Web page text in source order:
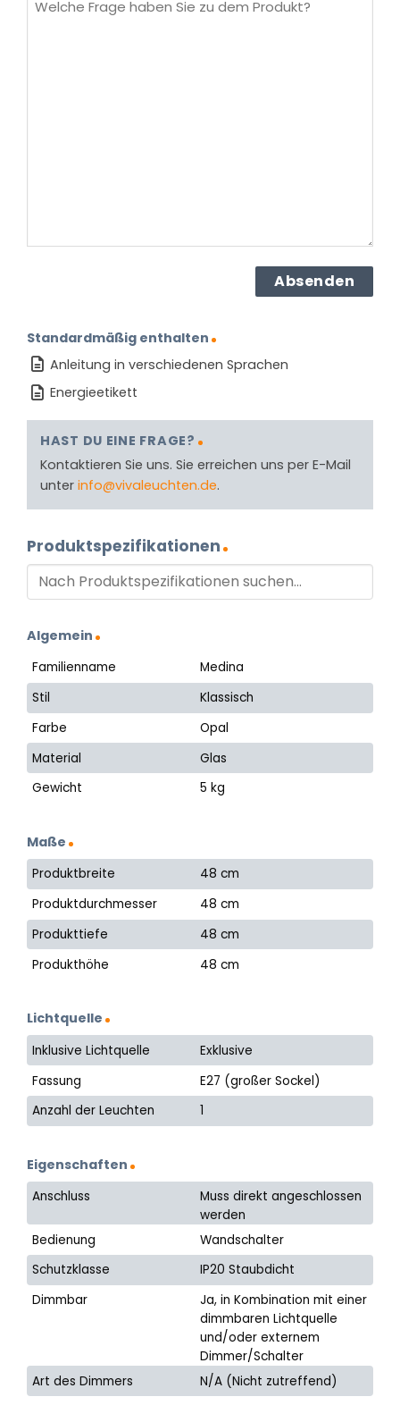
Standardmäßig enthalten
Anleitung in verschiedenen Sprachen
Energieetikett
HAST DU EINE FRAGE?
Kontaktieren Sie uns. Sie erreichen uns per E-Mail
unter info@vivaleuchten.de.
Produktspezifikationen
Algemein
Familienname
Medina
Stil
Klassisch
Farbe
Opal
Material
Glas
Gewicht
5 kg
Maße
Produktbreite
48 cm
Produktdurchmesser
48 cm
Produkttiefe
48 cm
Produkthöhe
48 cm
Lichtquelle
Inklusive Lichtquelle
Exklusive
Fassung
E27 (großer Sockel)
Anzahl der Leuchten
1
Eigenschaften
Anschluss
Muss direkt angeschlossen
werden
Bedienung
Wandschalter
Schutzklasse
IP20 Staubdicht
Dimmbar
Ja, in Kombination mit einer
dimmbaren Lichtquelle
und/oder externem
Dimmer/Schalter
Art des Dimmers
N/A (Nicht zutreffend)